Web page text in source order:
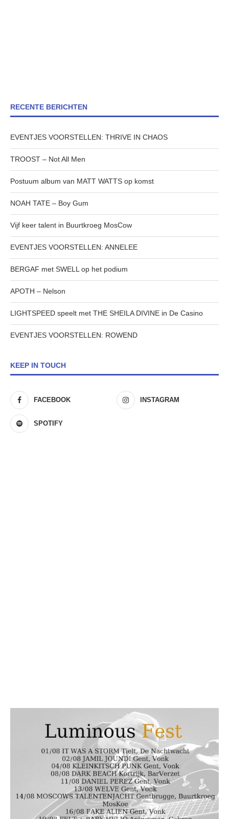
RECENTE BERICHTEN
EVENTJES VOORSTELLEN: THRIVE IN CHAOS
TROOST – Not All Men
Postuum album van MATT WATTS op komst
NOAH TATE – Boy Gum
Vijf keer talent in Buurtkroeg MosCow
EVENTJES VOORSTELLEN: ANNELEE
BERGAF met SWELL op het podium
APOTH – Nelson
LIGHTSPEED speelt met THE SHEILA DIVINE in De Casino
EVENTJES VOORSTELLEN: ROWEND
KEEP IN TOUCH
FACEBOOK INSTAGRAM
SPOTIFY